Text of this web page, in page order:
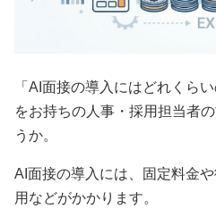
「AI面接の導入にはどれくら
をお持ちの人事・採用担当者
うか。
AI面接の導入には、固定料金
用などがかかります。